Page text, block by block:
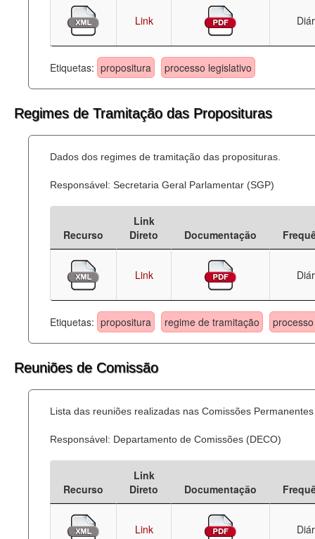
Link
Etiquetas: propositura processo legislativo
Regimes de Tramitação das Proposituras
Dados dos regimes de tramitação das proposituras.
Responsável: Secretaria Geral Parlamentar (SGP)
Recurso
Link
Direto
Documentação
Link
Etiquetas: propositura regime de tramitação
Reuniões de Comissão
Lista das reuniões realizadas nas Comissões
Responsável: Departamento de Comissões (DECO)
Recurso
Link
Direto
Documentação
Link